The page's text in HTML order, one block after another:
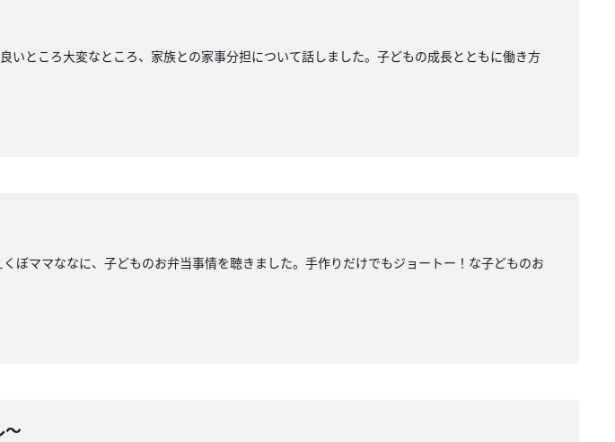
いところ大変なところ、家族との家事分担について話しました。子どもの成長とともに働き方
ママななに、子どものお弁当事情を聴きました。手作りだけでもジョートー！な子どものお
〜